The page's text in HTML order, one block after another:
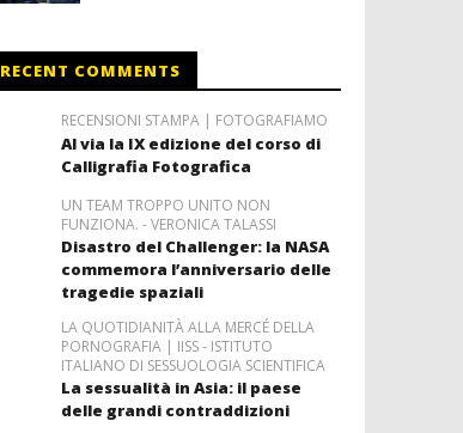
RECENT COMMENTS
RECENSIONI STAMPA | FOTOGRAFIAMO
Al via la IX edizione del corso di
Calligrafia Fotografica
UN TEAM TROPPO UNITO NON
FUNZIONA. - VERONICA TALASSI
Disastro del Challenger: la NASA
commemora l’anniversario delle
tragedie spaziali
LA QUOTIDIANITÀ ALLA MERCÉ DELLA
PORNOGRAFIA | IISS - ISTITUTO
ITALIANO DI SESSUOLOGIA SCIENTIFICA
La sessualità in Asia: il paese
delle grandi contraddizioni